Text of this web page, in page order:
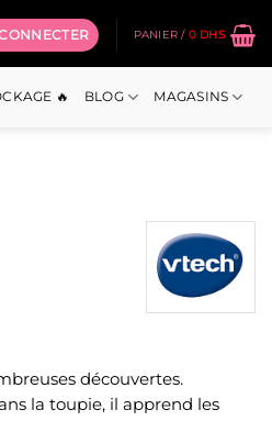
PANIER / 0 DHS
🔥 BLOG MAGASINS
découvertes.
la toupie, il apprend les